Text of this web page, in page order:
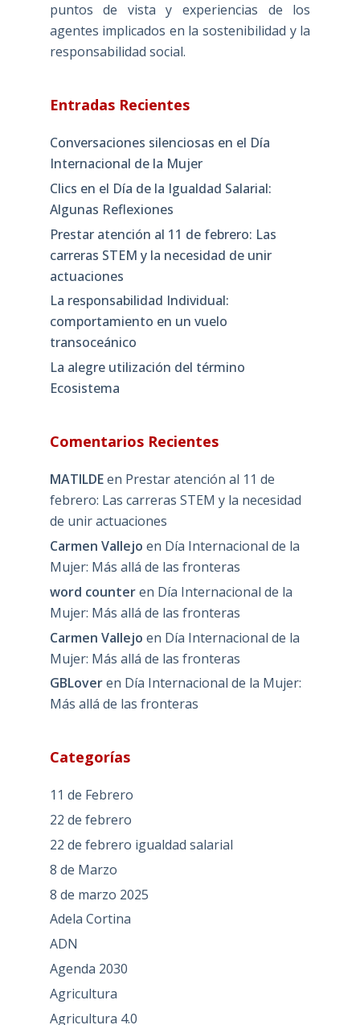
puntos de vista y experiencias de los
agentes implicados en la sostenibilidad y la
responsabilidad social.
Entradas Recientes
Conversaciones silenciosas en el Día
Internacional de la Mujer
Clics en el Día de la Igualdad Salarial:
Algunas Reflexiones
Prestar atención al 11 de febrero: Las
carreras STEM y la necesidad de unir
actuaciones
La responsabilidad Individual:
comportamiento en un vuelo
transoceánico
La alegre utilización del término
Ecosistema
Comentarios Recientes
MATILDEen Prestar atención al 11 de
febrero: Las carreras STEM y la necesidad
de unir actuaciones
Carmen Vallejo en Día Internacional de la
Mujer: Más allá de las fronteras
word counteren Día Internacional de la
Mujer: Más allá de las fronteras
Carmen Vallejo en Día Internacional de la
Mujer: Más allá de las fronteras
GBLoveren Día Internacional de la Mujer:
Más allá de las fronteras
Categorías
11 de Febrero
22 de febrero
22 de febrero igualdad salarial
8 de Marzo
8 de marzo 2025
Adela Cortina
ADN
Agenda 2030
Agricultura
Agricultura 4.0